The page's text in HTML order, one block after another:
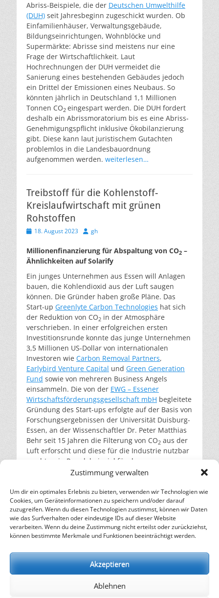
Zustimmung verwalten
Um dir ein optimales Erlebnis zu bieten, verwenden wir Technologien wie
Cookies, um Geräteinformationen zu speichern und/oder darauf
zuzugreifen. Wenn du diesen Technologien zustimmst, können wir Daten
wie das Surfverhalten oder eindeutige IDs auf dieser Website
verarbeiten. Wenn du deine Zustimmung nicht erteilst oder zurückziehst,
können bestimmte Merkmale und Funktionen beeinträchtigt werden.
Akzeptieren
Ablehnen
Abriss-Beispiele, die der Deutschen Umwelthilfe
(DUH) seit Jahresbeginn zugeschickt wurden. Ob
Einfamilienhäuser, Verwaltungsgebäude,
Bildungseinrichtungen, Wohnblöcke und
Supermärkte: Abrisse sind meistens nur eine
Frage der Wirtschaftlichkeit. Laut
Hochrechnungen der DUH vermeidet die
Sanierung eines bestehenden Gebäudes jedoch
ein Drittel der Emissionen eines Neubaus. So
könnten jährlich in Deutschland 1,1 Millionen
Tonnen CO2 eingespart werden. Die DUH fordert
deshalb ein Abrissmoratorium bis es eine Abriss-
Genehmigungspflicht inklusive Ökobilanzierung
gibt. Diese kann laut juristischem Gutachten
problemlos in die Landesbauordnung
aufgenommen werden. weiterlesen…
Treibstoff für die Kohlenstoff-
Kreislaufwirtschaft mit grünen
Rohstoffen
Veröffentlicht
18. August 2023 Autor
gh
Millionenfinanzierung für Abspaltung von CO2 –
Ähnlichkeiten auf Solarify
Ein junges Unternehmen aus Essen will Anlagen
bauen, die Kohlendioxid aus der Luft saugen
können. Die Gründer haben große Pläne. Das
Start-up Greenlyte Carbon Technologies hat sich
der Reduktion von CO2 in der Atmosphäre
verschrieben. In einer erfolgreichen ersten
Investitionsrunde konnte das junge Unternehmen
3,5 Millionen US-Dollar von internationalen
Investoren wie Carbon Removal Partners,
Earlybird Venture Capital und Green Generation
Fund sowie von mehreren Business Angels
einsammeln. Die von der EWG – Essener
Wirtschaftsförderungsgesellschaft mbH begleitete
Gründung des Start-ups erfolgte auf der Basis von
Forschungsergebnissen der Universität Duisburg-
Essen, an der Wissenschaftler Dr. Peter Matthias
Behr seit 15 Jahren die Filterung von CO2 aus der
Luft erforscht und diese für die Industrie nutzbar
macht – ein Paradebeispiel für den
Technologietransfer von der Wissenschaft in die
Beitragsnavigation
←Ältere Beiträge Neuere Beiträge→
– Energie für die Zukunft –
Nachhaltigkeit, Kreislaufwirtschaft,
Erneuerbare Energien, Klimawandel und Energiewende.